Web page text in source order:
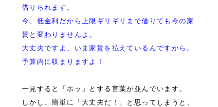
借りられます。
今、低金利だから上限ギリギリまで借りても今の家
賃と変わりませんよ。
大丈夫ですよ、いま家賃を払えているんですから。
予算内に収まりますよ！
一見すると「ホッ」とする言葉が並んでいます。
しかし、簡単に「大丈夫だ！」と思ってしまうと、